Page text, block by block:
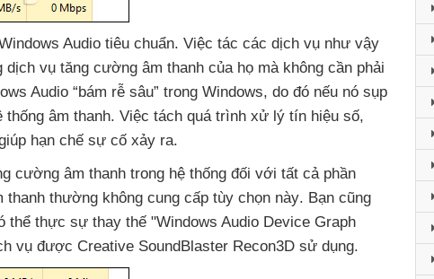
Audio tiêu chuẩn. Việc tác các dịch vụ như vậy
dịch vụ tăng cường âm thanh của họ mà không cần phải
Audio “bám rễ sâu” trong Windows, do đó nếu nó sụp
thống âm thanh. Việc tách quá trình xử lý tín hiệu số,
hạn chế sự cố xảy ra.
cường âm thanh trong hệ thống đối với tất cả phần
thường không cung cấp tùy chọn này. Bạn cũng
thể thực sự thay thế "Windows Audio Device Graph
vụ được Creative SoundBlaster Recon3D sử dụng.